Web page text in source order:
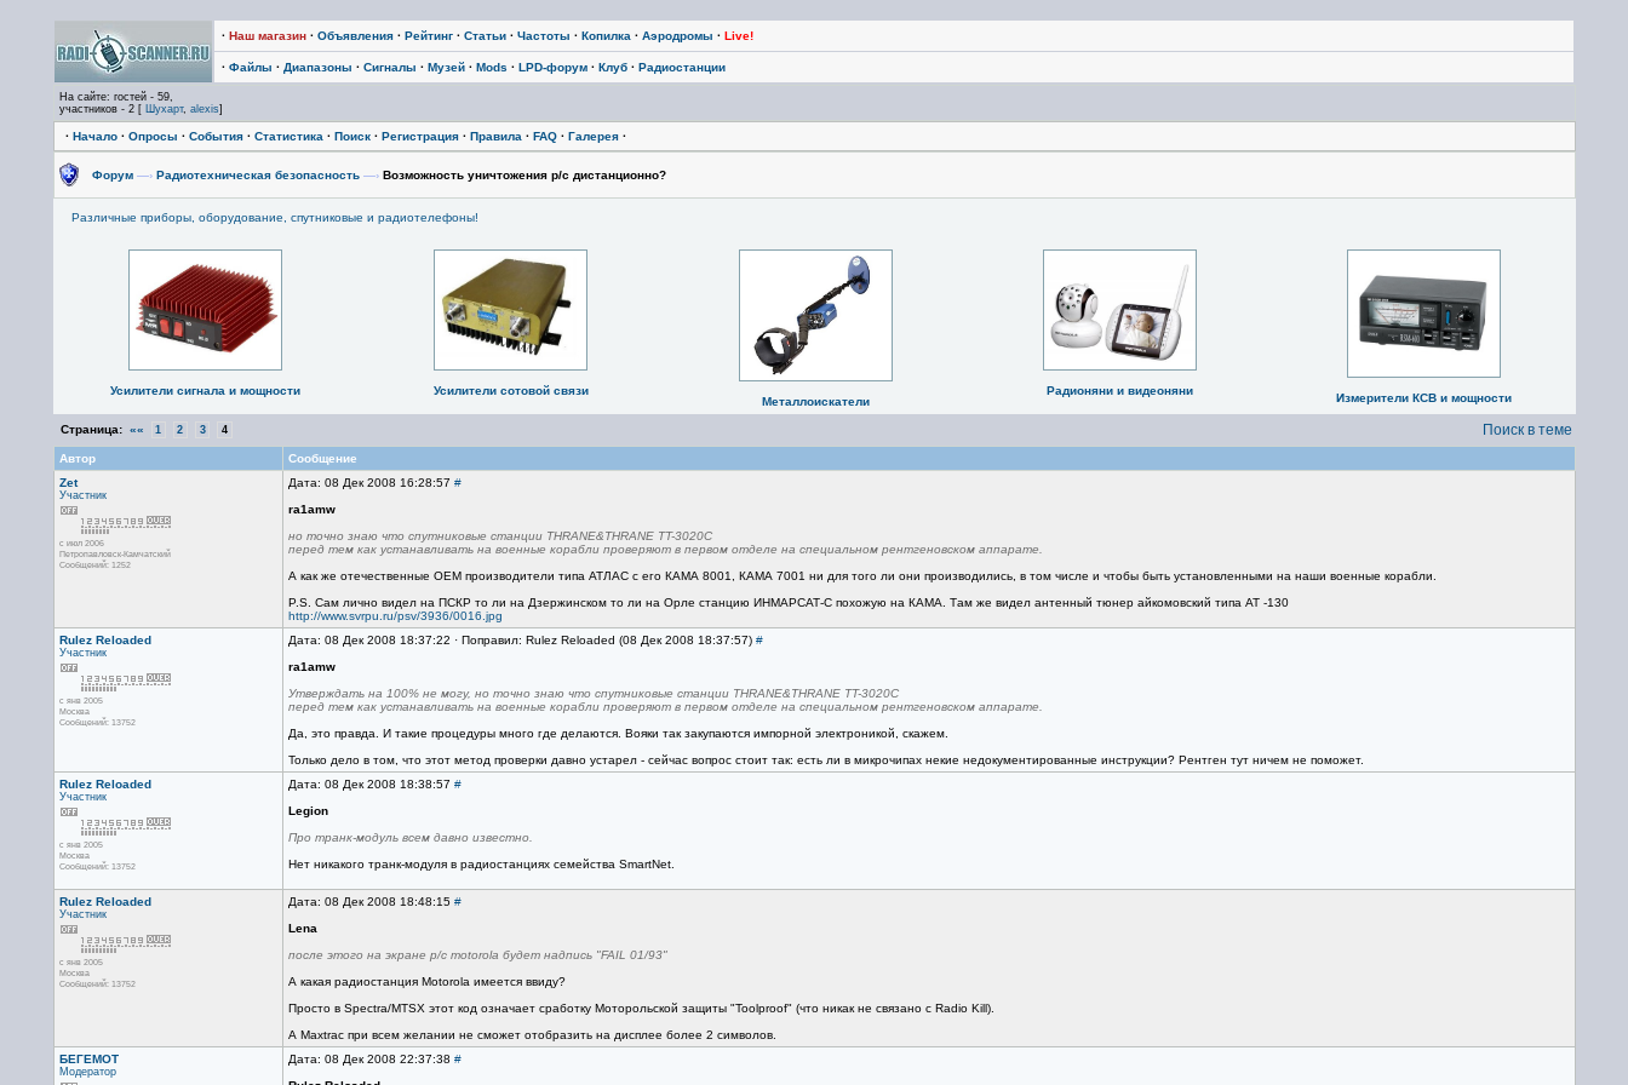
· Наш магазин· Объявления· Рейтинг· Статьи· Частоты · Копилка · Аэродромы · Live!
· Файлы · Диапазоны · Сигналы · Музей· Mods · LPD-форум· Клуб· Радиостанции
На сайте: гостей - 59,
участников - 2 [ Шухарт, alexis]
· Начало· Опросы · События· Статистика · Поиск· Регистрация· Правила · FAQ· Галерея·
Форум —› Радиотехническая безопасность —›Возможность уничтожения р/с дистанционно?
Различные приборы, оборудование, спутниковые и радиотелефоны!
Усилители сигнала и мощности
Усилители сотовой связи
Металлоискатели
Радионяни и видеоняни
Измерители КСВ и мощности
Страница: «« 1 2 3 4 Поиск в теме
Автор
Сообщение
Zet
Участник
с июл 2006
Петропавловск-Камчатский
Сообщений: 1252
Дата: 08 Дек 2008 16:28:57 #
ra1amw
но точно знаю что спутниковые станции THRANE&THRANE TT-3020C
перед тем как устанавливать на военные корабли проверяют в первом отделе на специальном рентгеновском аппарате.
А как же отечественные OEM производители типа АТЛАС с его КАМА 8001, КАМА 7001 ни для того ли они производились, в том числе и чтобы быть установленными на наши военные корабли.
P.S. Сам лично видел на ПСКР то ли на Дзержинском то ли на Орле станцию ИНМАРСАТ-С похожую на КАМА. Там же видел антенный тюнер айкомовский типа АТ -130
http://www.svrpu.ru/psv/3936/0016.jpg
Rulez Reloaded
Участник
с янв 2005
Москва
Сообщений: 13752
Дата: 08 Дек 2008 18:37:22 · Поправил: Rulez Reloaded (08 Дек 2008 18:37:57) #
ra1amw
Утверждать на 100% не могу, но точно знаю что спутниковые станции THRANE&THRANE TT-3020C
перед тем как устанавливать на военные корабли проверяют в первом отделе на специальном рентгеновском аппарате.
Да, это правда. И такие процедуры много где делаются. Вояки так закупаются импорной электроникой, скажем.
Только дело в том, что этот метод проверки давно устарел - сейчас вопрос стоит так: есть ли в микрочипах некие недокументированные инструкции? Рентген тут ничем не поможет.
Rulez Reloaded
Участник
с янв 2005
Москва
Сообщений: 13752
Дата: 08 Дек 2008 18:38:57 #
Legion
Про транк-модуль всем давно известно.
Нет никакого транк-модуля в радиостанциях семейства SmartNet.
Rulez Reloaded
Участник
с янв 2005
Москва
Сообщений: 13752
Дата: 08 Дек 2008 18:48:15 #
Lena
после этого на экране р/с motorola будет надпись "FAIL 01/93"
А какая радиостанция Motorola имеется ввиду?
Просто в Spectra/MTSX этот код означает сработку Моторольской защиты "Toolproof" (что никак не связано с Radio Kill).
А Maxtrac при всем желании не сможет отобразить на дисплее более 2 символов.
БЕГЕМОТ
Модератор
Дата: 08 Дек 2008 22:37:38 #